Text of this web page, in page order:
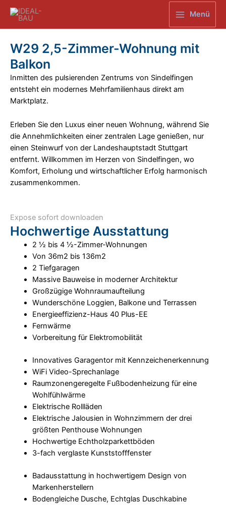
Inhalt
springen
Main
Menu
Menü
W29 2,5-Zimmer-Wohnung mit
Balkon
Inmitten des pulsierenden Zentrums von Sindelfingen
entsteht ein modernes Mehrfamilienhaus direkt am
Marktplatz.
Erleben Sie den Luxus einer neuen Wohnung, während Sie
die Annehmlichkeiten einer zentralen Lage genießen, nur
einen Steinwurf von der Landeshauptstadt Stuttgart
entfernt. Willkommen im Herzen von Sindelfingen, wo
Komfort, Erholung und wirtschaftlicher Erfolg harmonisch
zusammenkommen.
Expose sofort downloaden
Hochwertige Ausstattung
2 ½ bis 4 ½-Zimmer-Wohnungen
Von 36m2 bis 136m2
2 Tiefgaragen
Massive Bauweise in moderner Architektur
Großzügige Wohnraumaufteilung
Wunderschöne Loggien, Balkone und Terrassen
Energieeffizienz-Haus 40 Plus-EE
Fernwärme
Vorbereitung für Elektromobilität
Innovatives Garagentor mit Kennzeichenerkennung
WiFi Video-Sprechanlage
Raumzonengeregelte Fußbodenheizung für eine
Wohlfühlwärme
Elektrische Rollläden
Elektrische Jalousien in Wohnzimmern der drei
größten Penthouse Wohnungen
Hochwertige Echtholzparkettböden
3-fach verglaste Kunststofffenster
Badausstattung in hochwertigem Design von
Markenherstellern
Bodengleiche Dusche, Echtglas Duschkabine